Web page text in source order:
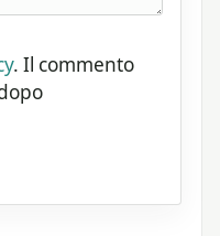
. Il commento